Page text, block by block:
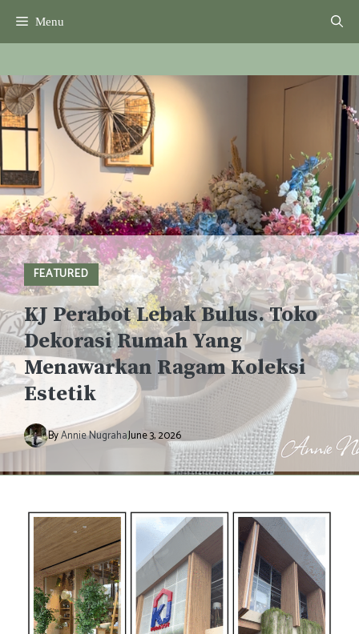
Menu
FEATURED
KJ Perabot Lebak Bulus. Toko
Dekorasi Rumah Yang
Menawarkan Ragam Koleksi
Estetik
ByAnnie NugrahaJune 3, 2026